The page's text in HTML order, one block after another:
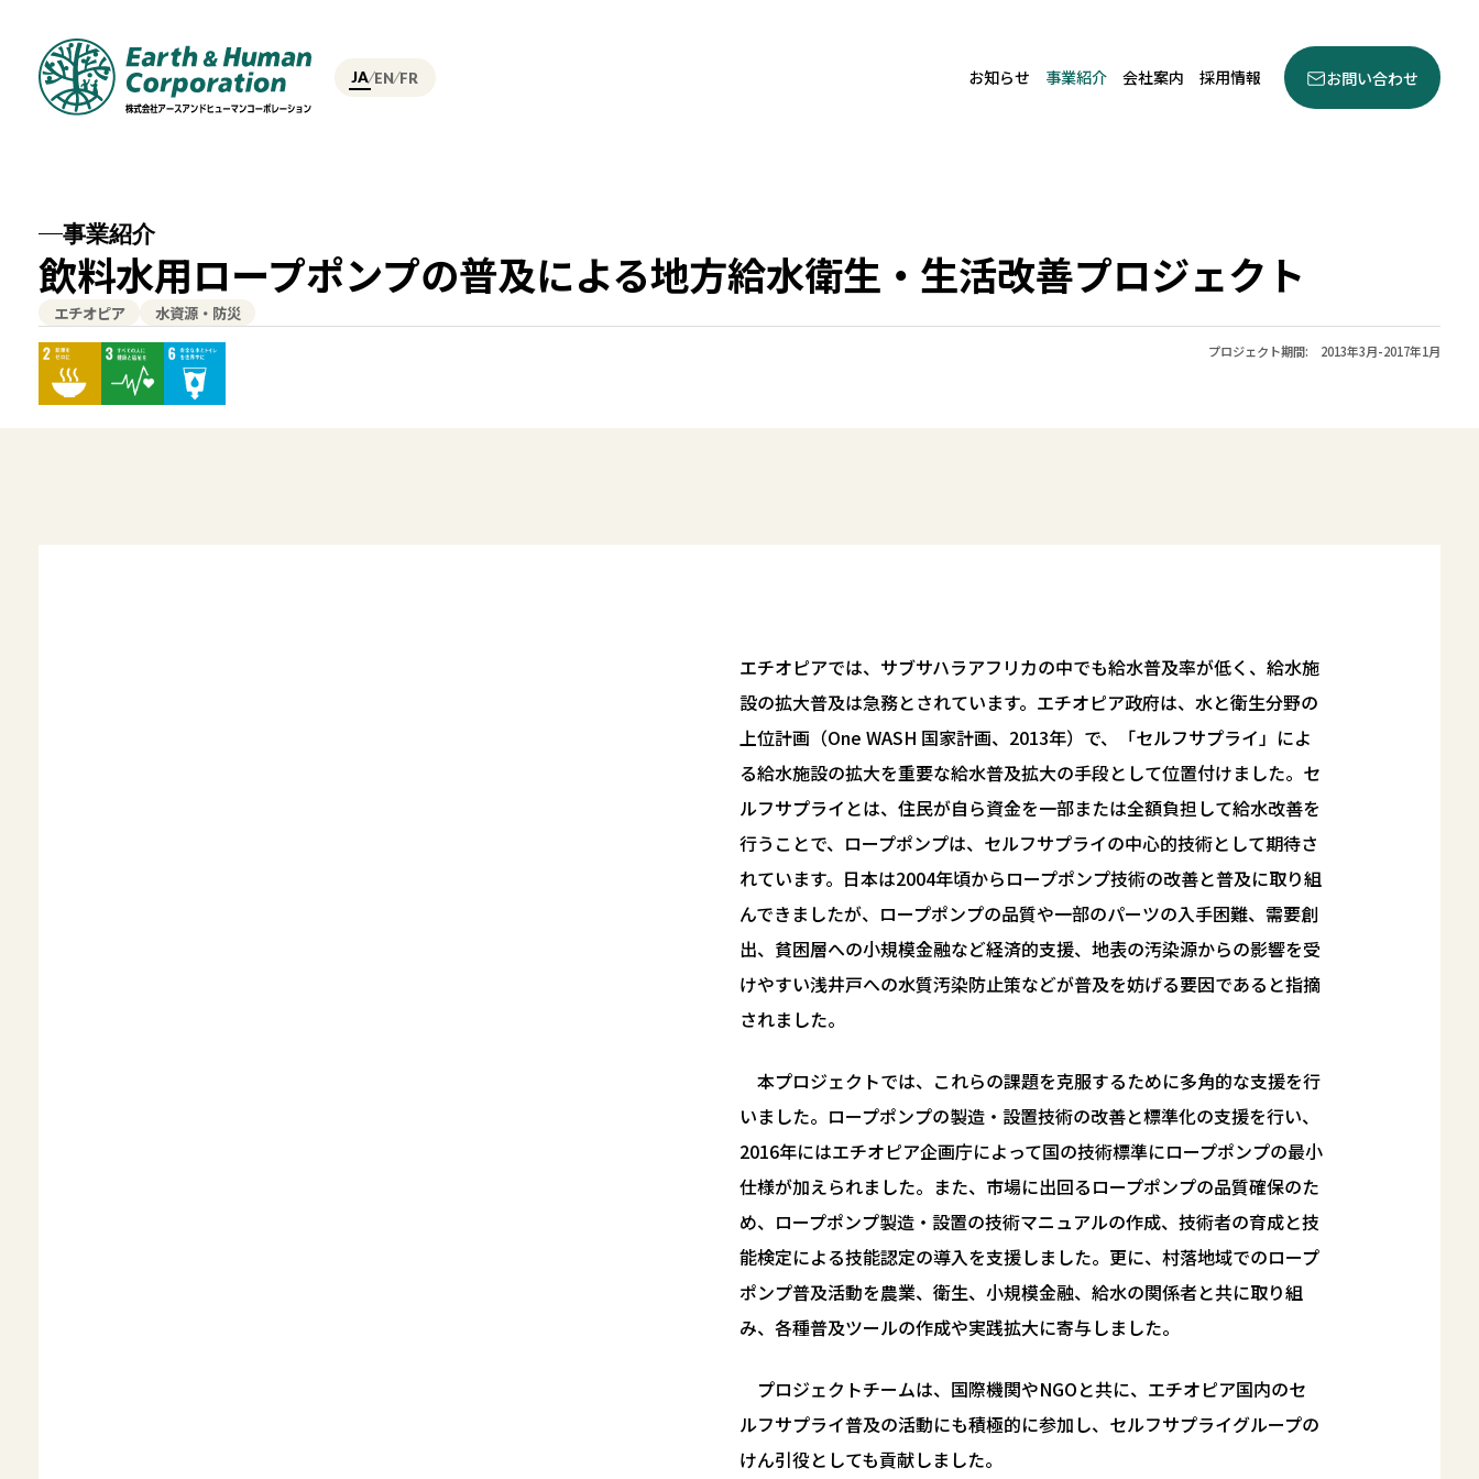
JA EN FR お知らせ 事業紹介 会社案内 採用情報 お問い合わせ
事業紹介
飲料水用ロープポンプの普及による地方給水衛生・生活改善プロジェクト
エチオピア 水資源・防災
プロジェクト期間: 2013年3月-2017年1月
エチオピアでは、サブサハラアフリカの中でも給水普及率が低く、給水施
設の拡大普及は急務とされています。エチオピア政府は、水と衛生分野の
上位計画（One WASH 国家計画、2013年）で、「セルフサプライ」によ
る給水施設の拡大を重要な給水普及拡大の手段として位置付けました。セ
ルフサプライとは、住民が自ら資金を一部または全額負担して給水改善を
行うことで、ロープポンプは、セルフサプライの中心的技術として期待さ
れています。日本は2004年頃からロープポンプ技術の改善と普及に取り組
んできましたが、ロープポンプの品質や一部のパーツの入手困難、需要創
出、貧困層への小規模金融など経済的支援、地表の汚染源からの影響を受
けやすい浅井戸への水質汚染防止策などが普及を妨げる要因であると指摘
されました。
本プロジェクトでは、これらの課題を克服するために多角的な支援を行
いました。ロープポンプの製造・設置技術の改善と標準化の支援を行い、
2016年にはエチオピア企画庁によって国の技術標準にロープポンプの最小
仕様が加えられました。また、市場に出回るロープポンプの品質確保のた
め、ロープポンプ製造・設置の技術マニュアルの作成、技術者の育成と技
能検定による技能認定の導入を支援しました。更に、村落地域でのロープ
ポンプ普及活動を農業、衛生、小規模金融、給水の関係者と共に取り組
み、各種普及ツールの作成や実践拡大に寄与しました。
プロジェクトチームは、国際機関やNGOと共に、エチオピア国内のセ
ルフサプライ普及の活動にも積極的に参加し、セルフサプライグループの
けん引役としても貢献しました。